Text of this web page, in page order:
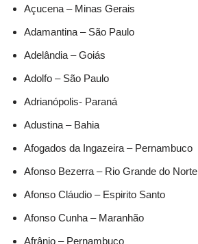
Açucena – Minas Gerais
Adamantina – São Paulo
Adelândia – Goiás
Adolfo – São Paulo
Adrianópolis- Paraná
Adustina – Bahia
Afogados da Ingazeira – Pernambuco
Afonso Bezerra – Rio Grande do Norte
Afonso Cláudio – Espirito Santo
Afonso Cunha – Maranhão
Afrânio – Pernambuco